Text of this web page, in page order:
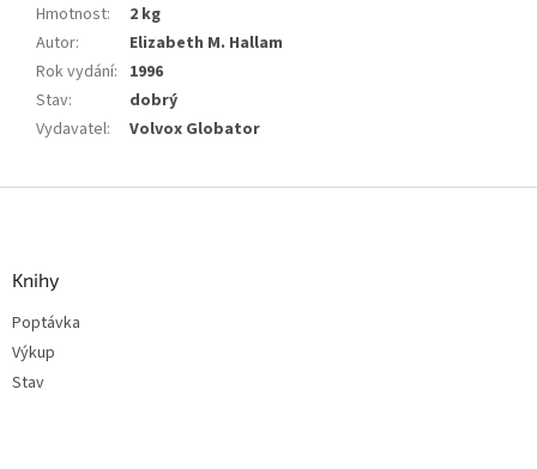
Hmotnost:
2 kg
Autor:
Elizabeth M. Hallam
Rok vydání: 1996
Stav:
dobrý
Vydavatel: Volvox Globator
Knihy
Poptávka
Výkup
Stav